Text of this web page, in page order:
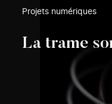
Projets numériques
La trame